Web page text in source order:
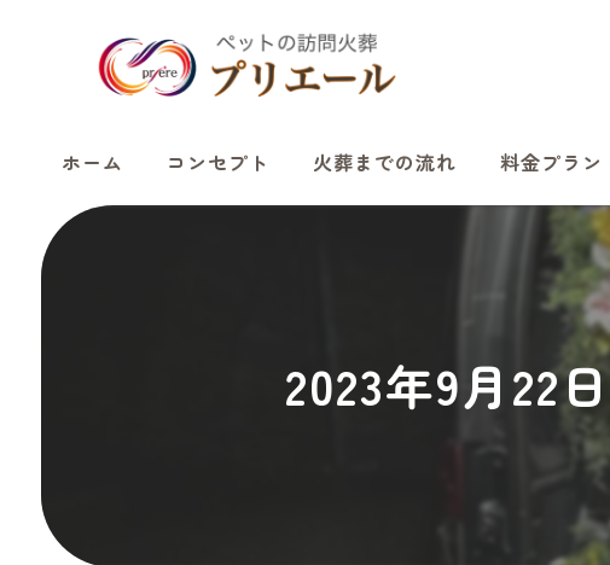
ホーム コンセプト 火葬までの流れ 料金プラン
2023年9月22